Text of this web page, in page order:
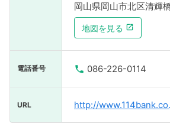
岡山県岡山市北区清輝
地図を見る
電話番号 086-226-0114
URL http://